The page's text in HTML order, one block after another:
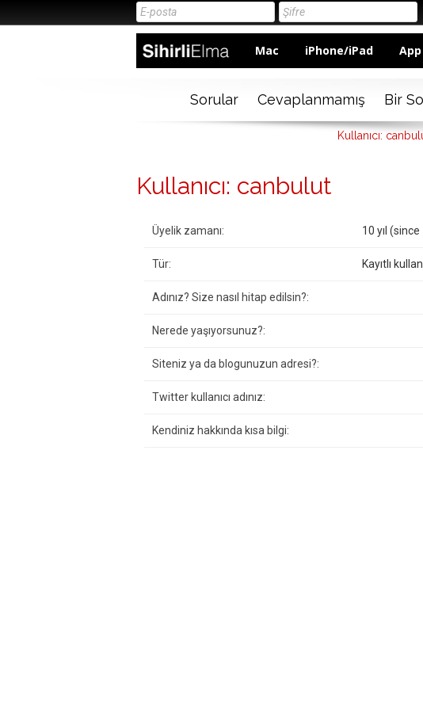
Mac iPhone/iPad
Sorular Cevaplanmamış Bir
Kullanıcı:
Kullanıcı: canbulut
Üyelik zamanı: 10 yıl
Tür: Kayıtlı
Adınız? Size nasıl hitap edilsin?:
Nerede yaşıyorsunuz?:
Siteniz ya da blogunuzun adresi?:
Twitter kullanıcı adınız:
Kendiniz hakkında kısa bilgi: